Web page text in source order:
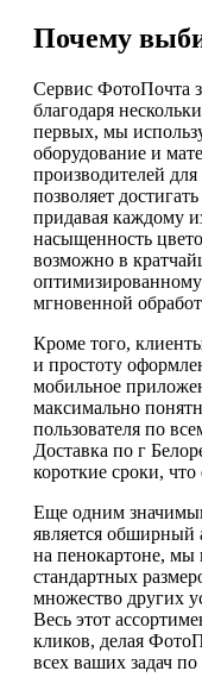
Почему
Сервис ФотоПочта
благодаря
первых, мы
оборудование и
производителей
позволяет
придавая каждому
насыщенность
возможно в
мгновенной
Кроме того,
и простоту
мобильное
максимально
пользователя по
Доставка по г
короткие сроки,
Еще одним
является обширный
на пенокартоне, мы
стандартных
множество других
Весь этот
кликов, делая
всех ваших задач